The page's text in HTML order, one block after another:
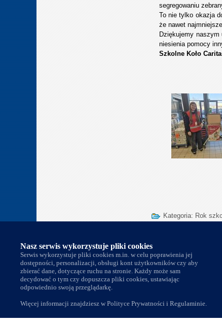
segregowaniu
To nie tylko okazja
że nawet
Dziękujemy
niesienia pomocy
Szkolne Koło
Kategoria: Rok
Nasi partnerzy
Nasz serwis wykorzystuje pliki cookies
Serwis wykorzystuje pliki cookies m.in. w celu poprawienia jej
dostępności, personalizacji, obsługi kont użytkowników czy aby
zbierać dane, dotyczące ruchu na stronie. Każdy może sam
decydować o tym czy dopuszcza pliki cookies, ustawiając
odpowiednio swoją przeglądarkę.
Więcej informacji znajdziesz w Polityce Prywatności i Regulaminie.